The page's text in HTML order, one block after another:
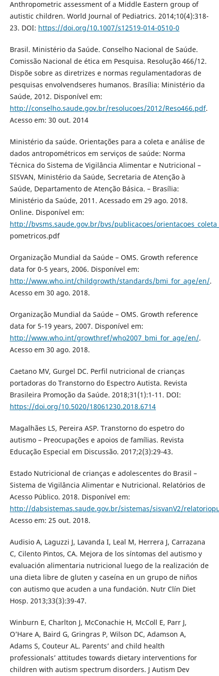
Anthropometric assessment of a Middle Eastern group of
autistic children. World Journal of Pediatrics. 2014;10(4):318-
23. DOI: https://doi.org/10.1007/s12519-014-0510-0
Brasil. Ministério da Saúde. Conselho Nacional de Saúde.
Comissão Nacional de ética em Pesquisa. Resolução 466/12.
Dispõe sobre as diretrizes e normas regulamentadoras de
pesquisas envolvendseres humanos. Brasília: Ministério da
Saúde, 2012. Disponível em:
http://conselho.saude.gov.br/resolucoes/2012/Reso466.pdf.
Acesso em: 30 out. 2014
Ministério da saúde. Orientações para a coleta e análise de
dados antropométricos em serviços de saúde: Norma
Técnica do Sistema de Vigilância Alimentar e Nutricional –
SISVAN, Ministério da Saúde, Secretaria de Atenção à
Saúde, Departamento de Atenção Básica. – Brasília:
Ministério da Saúde, 2011. Acessado em 29 ago. 2018.
Online. Disponível em:
http://bvsms.saude.gov.br/bvs/publicacoes/
pometricos.pdf
Organização Mundial da Saúde – OMS. Growth reference
data for 0-5 years, 2006. Disponível em:
http://www.who.int/childgrowth/standards/bmi_for_age/en/.
Acesso em 30 ago. 2018.
Organização Mundial da Saúde – OMS. Growth reference
data for 5-19 years, 2007. Disponível em:
http://www.who.int/growthref/who2007_bmi_for_age/en/.
Acesso em 30 ago. 2018.
Caetano MV, Gurgel DC. Perfil nutricional de crianças
portadoras do Transtorno do Espectro Autista. Revista
Brasileira Promoção da Saúde. 2018;31(1):1-11. DOI:
https://doi.org/10.5020/18061230.2018.6714
Magalhães LS, Pereira ASP. Transtorno do espetro do
autismo – Preocupações e apoios de famílias. Revista
Educação Especial em Discussão. 2017;2(3):29-43.
Estado Nutricional de crianças e adolescentes do Brasil –
Sistema de Vigilância Alimentar e Nutricional. Relatórios de
Acesso Público. 2018. Disponível em:
http://dabsistemas.saude.gov.br/sistemas/sisvanV2/
Acesso em: 25 out. 2018.
Audisio A, Laguzzi J, Lavanda I, Leal M, Herrera J, Carrazana
C, Cilento Pintos, CA. Mejora de los síntomas del autismo y
evaluación alimentaria nutricional luego de la realización de
una dieta libre de gluten y caseína en un grupo de niños
con autismo que acuden a una fundación. Nutr Clín Diet
Hosp. 2013;33(3):39-47.
Winburn E, Charlton J, McConachie H, McColl E, Parr J,
O’Hare A, Baird G, Gringras P, Wilson DC, Adamson A,
Adams S, Couteur AL. Parents’ and child health
professionals’ attitudes towards dietary interventions for
children with autism spectrum disorders. J Autism Dev